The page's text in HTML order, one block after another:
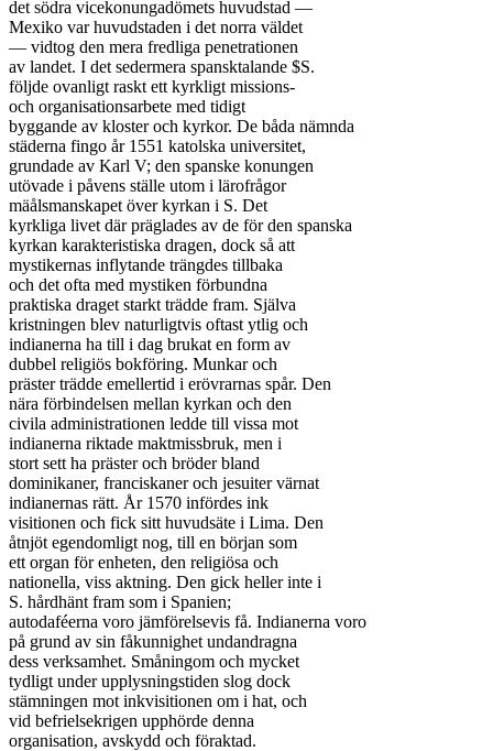
det södra vicekonungadömets huvudstad —
Mexiko var huvudstaden i det norra väldet
— vidtog den mera fredliga penetrationen
av landet. I det sedermera spansktalande $S.
följde ovanligt raskt ett kyrkligt missions-
och organisationsarbete med tidigt
byggande av kloster och kyrkor. De båda nämnda
städerna fingo år 1551 katolska universitet,
grundade av Karl V; den spanske konungen
utövade i påvens ställe utom i lärofrågor
mäålsmanskapet över kyrkan i S. Det
kyrkliga livet där präglades av de för den spanska
kyrkan karakteristiska dragen, dock så att
mystikernas inflytande trängdes tillbaka
och det ofta med mystiken förbundna
praktiska draget starkt trädde fram. Själva
kristningen blev naturligtvis oftast ytlig och
indianerna ha till i dag brukat en form av
dubbel religiös bokföring. Munkar och
präster trädde emellertid i erövrarnas spår. Den
nära förbindelsen mellan kyrkan och den
civila administrationen ledde till vissa mot
indianerna riktade maktmissbruk, men i
stort sett ha präster och bröder bland
dominikaner, franciskaner och jesuiter värnat
indianernas rätt. År 1570 infördes ink
visitionen och fick sitt huvudsäte i Lima. Den
åtnjöt egendomligt nog, till en början som
ett organ för enheten, den religiösa och
nationella, viss aktning. Den gick heller inte i
S. hårdhänt fram som i Spanien;
autodaféerna voro jämförelsevis få. Indianerna voro
på grund av sin fåkunnighet undandragna
dess verksamhet. Småningom och mycket
tydligt under upplysningstiden slog dock
stämningen mot inkvisitionen om i hat, och
vid befrielsekrigen upphörde denna
organisation, avskydd och föraktad.